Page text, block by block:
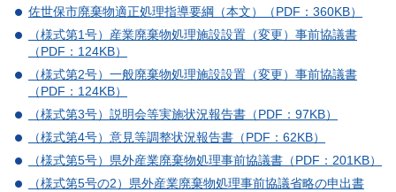
佐世保市廃棄物適正処理指導要綱（本文）（PDF：360KB）
（様式第1号）産業廃棄物処理施設設置（変更）事前協議書
（PDF：124KB）
（様式第2号）一般廃棄物処理施設設置（変更）事前協議書
（PDF：124KB）
（様式第3号）説明会等実施状況報告書（PDF：97KB）
（様式第4号）意見等調整状況報告書（PDF：62KB）
（様式第5号）県外産業廃棄物処理事前協議書（PDF：201KB）
（様式第5号の2）県外産業廃棄物処理事前協議省略の申出書